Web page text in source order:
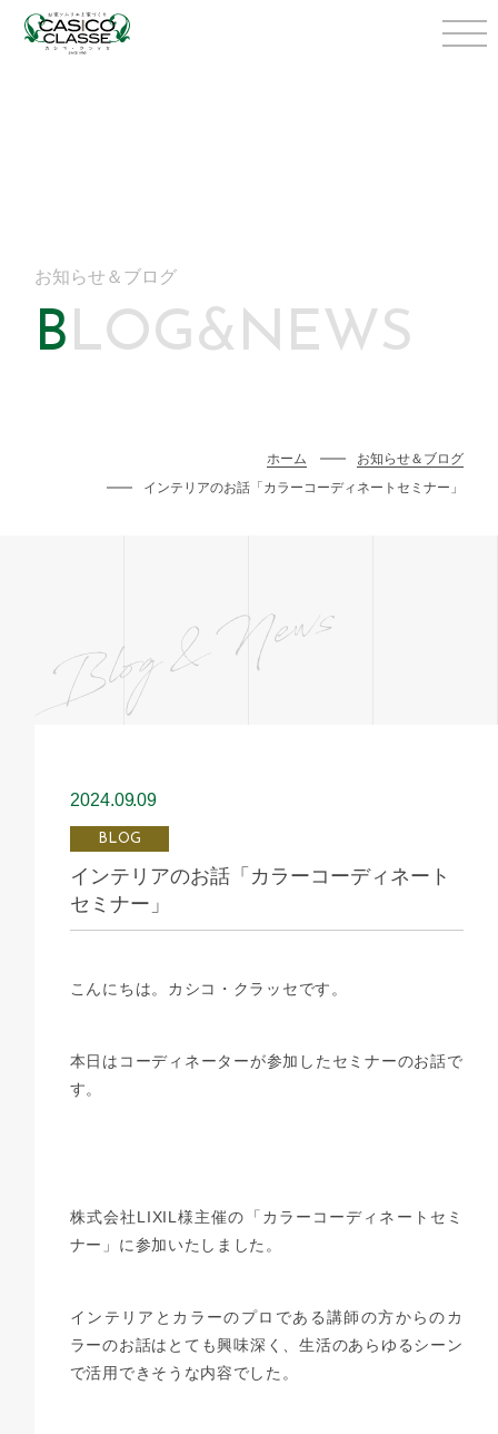
お知らせ＆ブログ
BLOG&NEWS
ホーム
お知らせ＆ブログ
インテリアのお話「カラーコーディネートセミナー」
2024.0909
BLOG
インテリアのお話「カラーコーディネート
セミナー」
こんにちは。カシコ・クラッセです。
本日はコーディネーターが参加したセミナーのお話で
す。
株式会社LIXIL様主催の「カラーコーディネートセミ
ナー」に参加いたしました。
インテリアとカラーのプロである講師の方からのカ
ラーのお話はとても興味深く、生活のあらゆるシーン
で活用できそうな内容でした。